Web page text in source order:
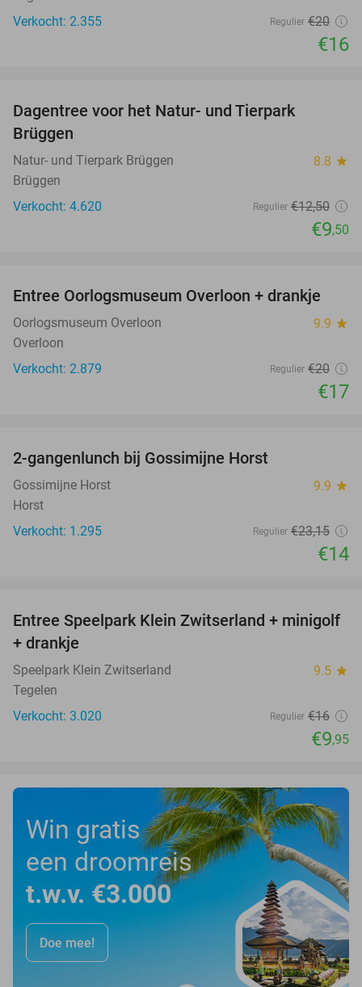
Verkocht: 2.355
Regulier €20
€16
Dagentree voor het Natur- und Tierpark
Brüggen
Natur- und Tierpark Brüggen 8.8 star
Brüggen
Verkocht: 4.620
Regulier €12,50
€9,50
15%
Entree Oorlogsmuseum Overloon + drankje
Oorlogsmuseum Overloon 9.9 star
Overloon
Verkocht: 2.879
Regulier €20
€17
2-gangenlunch bij Gossimijne Horst
Gossimijne Horst 9.9 star
Horst
Verkocht: 1.295
Regulier €23,15
€14
38%
Entree Speelpark Klein Zwitserland + minigolf
+ drankje
Speelpark Klein Zwitserland 9.5 star
Tegelen
Verkocht: 3.020
Regulier €16
€9,95
Win gratis
een droomreis
t.w.v. €3.000
Doe mee!